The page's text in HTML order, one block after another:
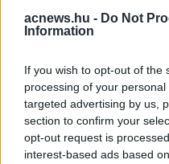
acnews.hu - Do Not
Information
If you wish to opt-out of the
processing of your
targeted advertising by us,
section to confirm your
opt-out request is
interest-based ads based
nem fog
öngyilkos legyen.”
A történtek után
tragédia történt:
távollétében a
amely teljesen